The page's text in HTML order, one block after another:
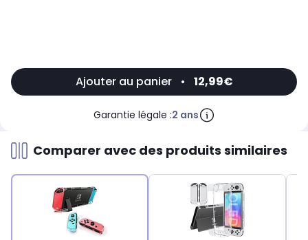
Ajouter au panier • 12,99€
Garantie légale :2 ans
Comparer avec des produits similaires